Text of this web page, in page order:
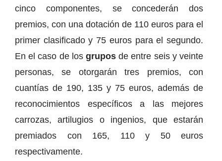
cinco componentes, se concederán dos
premios, con una dotación de 110 euros para el
primer clasificado y 75 euros para el segundo.
En el caso de los gruposde entre seis y veinte
personas, se otorgarán tres premios, con
cuantías de 190, 135 y 75 euros, además de
reconocimientos específicos a las mejores
carrozas, artilugios o ingenios, que estarán
premiados con 165, 110 y 50 euros
respectivamente.